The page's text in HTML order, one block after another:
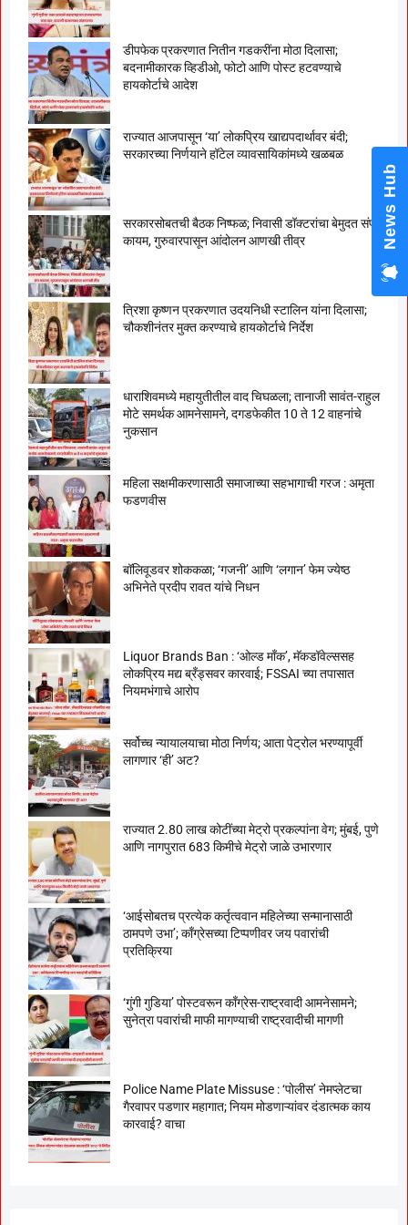
डीपफेक प्रकरणात नितीन गडकरींना मोठा दिलासा;
बदनामीकारक व्हिडीओ, फोटो आणि पोस्ट हटवण्याचे
हायकोर्टाचे आदेश
राज्यात आजपासून ‘या’ लोकप्रिय खाद्यपदार्थावर बंदी;
सरकारच्या निर्णयाने हॉटेल व्यावसायिकांमध्ये खळबळ
सरकारसोबतची बैठक निष्फळ; निवासी डॉक्टरांचा बेमुदत संप
कायम, गुरुवारपासून आंदोलन आणखी तीव्र
त्रिशा कृष्णन प्रकरणात उदयनिधी स्टालिन यांना दिलासा;
चौकशीनंतर मुक्त करण्याचे हायकोर्टाचे निर्देश
धाराशिवमध्ये महायुतीतील वाद चिघळला; तानाजी सावंत-राहुल
मोटे समर्थक आमनेसामने, दगडफेकीत 10 ते 12 वाहनांचे
नुकसान
महिला सक्षमीकरणासाठी समाजाच्या सहभागाची गरज : अमृता
फडणवीस
बॉलिवूडवर शोककळा; ‘गजनी’ आणि ‘लगान’ फेम ज्येष्ठ
अभिनेते प्रदीप रावत यांचे निधन
Liquor Brands Ban : ‘ओल्ड मॉंक’, मॅकडॉवेल्ससह
लोकप्रिय मद्य ब्रँड्सवर कारवाई; FSSAI च्या तपासात
नियमभंगाचे आरोप
सर्वोच्च न्यायालयाचा मोठा निर्णय; आता पेट्रोल भरण्यापूर्वी
लागणार ‘ही’ अट?
राज्यात 2.80 लाख कोटींच्या मेट्रो प्रकल्पांना वेग; मुंबई, पुणे
आणि नागपुरात 683 किमीचे मेट्रो जाळे उभारणार
‘आईसोबतच प्रत्येक कर्तृत्ववान महिलेच्या सन्मानासाठी
ठामपणे उभा’; काँग्रेसच्या टिप्पणीवर जय पवारांची
प्रतिक्रिया
‘गुंगी गुडिया’ पोस्टवरून काँग्रेस-राष्ट्रवादी आमनेसामने;
सुनेत्रा पवारांची माफी मागण्याची राष्ट्रवादीची मागणी
Police Name Plate Missuse : ‘पोलीस’ नेमप्लेटचा
गैरवापर पडणार महागात; नियम मोडणाऱ्यांवर दंडात्मक काय
कारवाई? वाचा
News Hub